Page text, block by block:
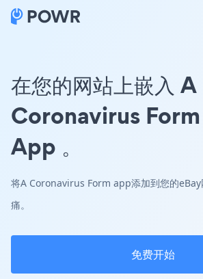
在您的网站上嵌入 A
Coronavirus Form
App 。
将A Coronavirus Form app添加到您的eBay
痛。
免费开始